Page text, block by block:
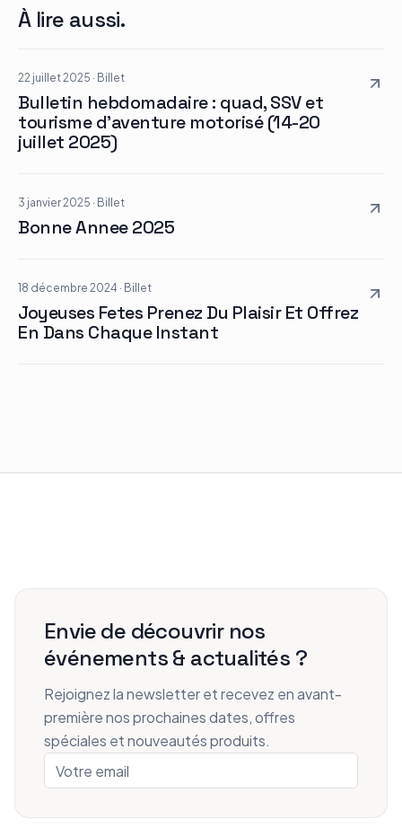
À lire aussi.
22 juillet 2025 · Billet
Bulletin hebdomadaire : quad, SSV et
tourisme d’aventure motorisé (14-20
juillet 2025)
3 janvier 2025 · Billet
Bonne Annee 2025
18 décembre 2024 · Billet
Joyeuses Fetes Prenez Du Plaisir Et Offrez
En Dans Chaque Instant
Envie de découvrir nos
événements & actualités ?
Rejoignez la newsletter et recevez en avant-
première nos prochaines dates, offres
spéciales et nouveautés produits.